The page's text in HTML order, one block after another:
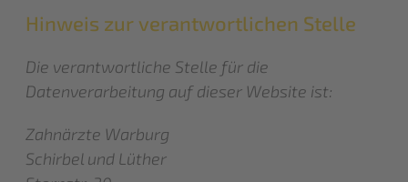
Hinweis zur verantwortlichen Stelle
Die verantwortliche Stelle für die
Datenverarbeitung auf dieser Website ist:
Zahnärzte Warburg
Schirbel und Lüther